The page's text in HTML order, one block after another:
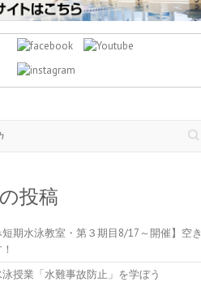
投稿
短期水泳教室・第３期目8/17～開催】空き
授業「水難事故防止」を学ぼう